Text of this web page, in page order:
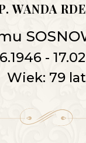
WANDA
-
Wiek: 79 lat